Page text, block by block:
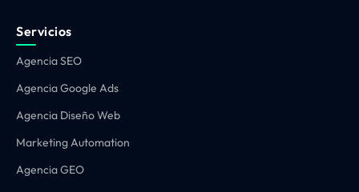
Servicios
Agencia SEO
Agencia Google Ads
Agencia Diseño Web
Marketing Automation
Agencia GEO